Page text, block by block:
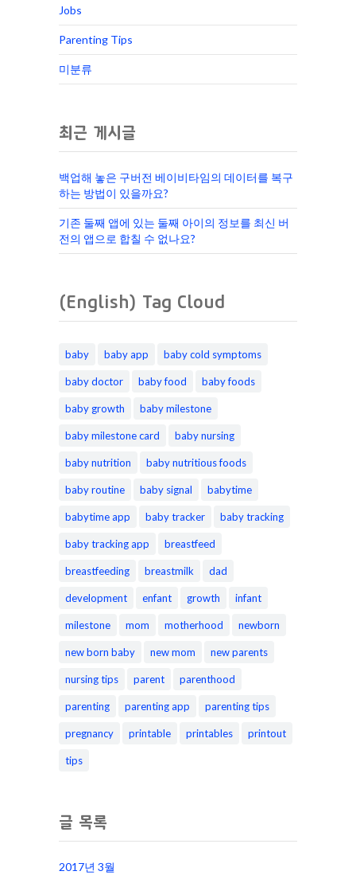
Jobs
Parenting Tips
미분류
최근 게시글
백업해 놓은 구버전 베이비타임의 데이터를 복구
하는 방법이 있을까요?
기존 둘째 앱에 있는 둘째 아이의 정보를 최신 버
전의 앱으로 합칠 수 없나요?
(English) Tag Cloud
baby baby app baby cold symptoms
baby doctor baby food baby foods
baby growth baby milestone
baby milestone card baby nursing
baby nutrition baby nutritious foods
baby routine baby signal babytime
babytime app baby tracker baby tracking
baby tracking app breastfeed
breastfeeding breastmilk dad
development enfant growth infant
milestone mom motherhood newborn
new born baby new mom new parents
nursing tips parent parenthood
parenting parenting app parenting tips
pregnancy printable printables printout
tips
글 목록
2017년 3월